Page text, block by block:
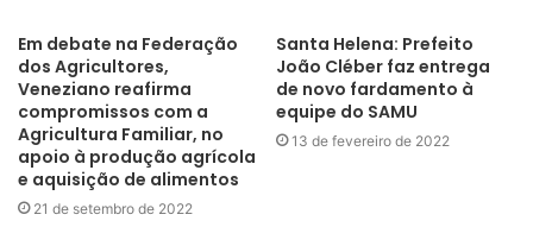
Em debate na Federação
dos Agricultores,
Veneziano reafirma
compromissos com a
Agricultura Familiar, no
apoio à produção agrícola
e aquisição de alimentos
21 de setembro de 2022
Santa Helena: Prefeito
João Cléber faz entrega
de novo fardamento à
equipe do SAMU
13 de fevereiro de 2022